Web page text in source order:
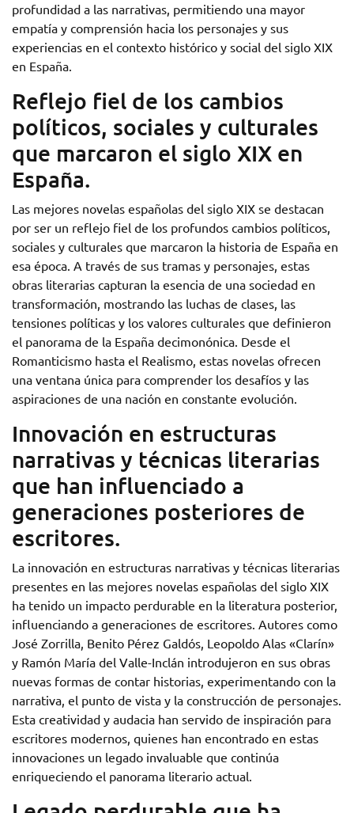
profundidad a las narrativas, permitiendo una mayor
empatía y comprensión hacia los personajes y sus
experiencias en el contexto histórico y social del siglo XIX
en España.
Reflejo fiel de los cambios
políticos, sociales y culturales
que marcaron el siglo XIX en
España.
Las mejores novelas españolas del siglo XIX se destacan
por ser un reflejo fiel de los profundos cambios políticos,
sociales y culturales que marcaron la historia de España en
esa época. A través de sus tramas y personajes, estas
obras literarias capturan la esencia de una sociedad en
transformación, mostrando las luchas de clases, las
tensiones políticas y los valores culturales que definieron
el panorama de la España decimonónica. Desde el
Romanticismo hasta el Realismo, estas novelas ofrecen
una ventana única para comprender los desafíos y las
aspiraciones de una nación en constante evolución.
Innovación en estructuras
narrativas y técnicas literarias
que han influenciado a
generaciones posteriores de
escritores.
La innovación en estructuras narrativas y técnicas literarias
presentes en las mejores novelas españolas del siglo XIX
ha tenido un impacto perdurable en la literatura posterior,
influenciando a generaciones de escritores. Autores como
José Zorrilla, Benito Pérez Galdós, Leopoldo Alas «Clarín»
y Ramón María del Valle-Inclán introdujeron en sus obras
nuevas formas de contar historias, experimentando con la
narrativa, el punto de vista y la construcción de personajes.
Esta creatividad y audacia han servido de inspiración para
escritores modernos, quienes han encontrado en estas
innovaciones un legado invaluable que continúa
enriqueciendo el panorama literario actual.